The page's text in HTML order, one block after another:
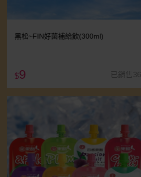
黑松~FIN好菌補給飲(300ml)
$9 已銷售36